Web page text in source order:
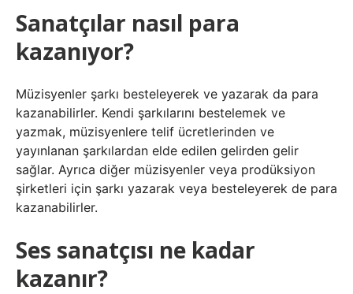
Sanatçılar nasıl para
kazanıyor?
Müzisyenler şarkı besteleyerek ve yazarak da para
kazanabilirler. Kendi şarkılarını bestelemek ve
yazmak, müzisyenlere telif ücretlerinden ve
yayınlanan şarkılardan elde edilen gelirden gelir
sağlar. Ayrıca diğer müzisyenler veya prodüksiyon
şirketleri için şarkı yazarak veya besteleyerek de para
kazanabilirler.
Ses sanatçısı ne kadar
kazanır?